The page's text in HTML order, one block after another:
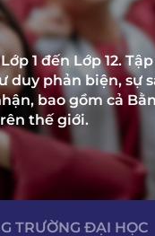
1 đến Lớp 12.
phản biện, sự
bao gồm cả
thế giới.
TRƯỜNG ĐẠI HỌC